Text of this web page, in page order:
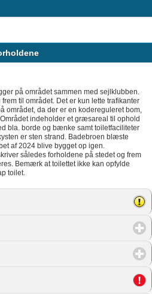
på området sammen med sejlklubben.
til området. Det er kun lette trafikanter
området, da der er en kodereguleret bom,
indeholder et græsareal til ophold
bla. borde og bænke samt toiletfaciliteter
er sten strand. Badebroen blæste
af 2024 blive bygget op igen.
således forholdene på stedet og frem
Bemærk at toilettet ikke kan opfylde
toilet.